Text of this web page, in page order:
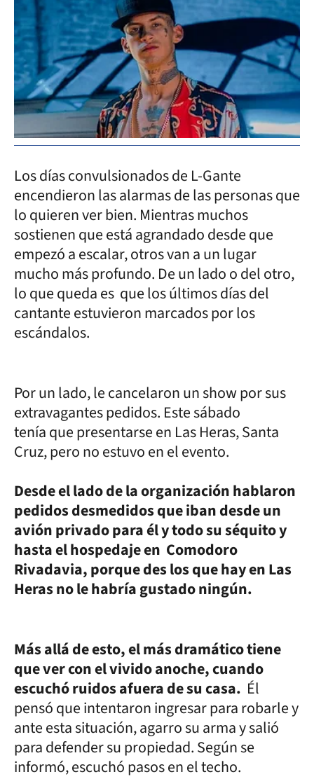
Los días convulsionados de L-Gante
encendieron las alarmas de las personas que
lo quieren ver bien. Mientras muchos
sostienen que está agrandado desde que
empezó a escalar, otros van a un lugar
mucho más profundo. De un lado o del otro,
lo que queda es que los últimos días del
cantante estuvieron marcados por los
escándalos.
Por un lado, le cancelaron un show por sus
extravagantes pedidos. Este sábado
tenía que presentarse en Las Heras, Santa
Cruz, pero no estuvo en el evento.
Desde el lado de la organización hablaron
pedidos desmedidos que iban desde un
avión privado para él y todo su séquito y
hasta el hospedaje en Comodoro
Rivadavia, porque des los que hay en Las
Heras no le habría gustado ningún.
Más allá de esto, el más dramático tiene
que ver con el vivido anoche, cuando
escuchó ruidos afuera de su casa. Él
pensó que intentaron ingresar para robarle y
ante esta situación, agarro su arma y salió
para defender su propiedad. Según se
informó, escuchó pasos en el techo.